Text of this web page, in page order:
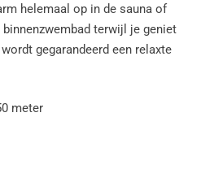
helemaal op in de sauna of
terwijl je geniet
gegarandeerd een relaxte
meter